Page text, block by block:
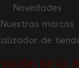
Novedades
Nuestras marcas
de
de la